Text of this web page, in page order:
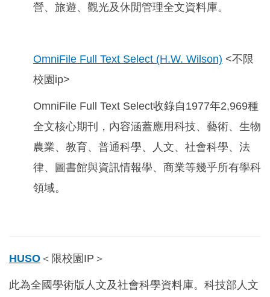
營、旅遊、觀光及休閒管理全文資料庫。
OmniFile Full Text Select (H.W. Wilson) <不限
校園ip>
OmniFile Full Text Select收錄自1977年2,969種
全文核心期刊，內容涵蓋應用科技、藝術、生物
農業、教育、普通科學、人文、社會科學、法
律、圖書館與資訊情報學、商業等幾乎所有學科
領域。
HUSO ＜限校園IP＞
此為全國學術版人文及社會科學資料庫。科技部人文